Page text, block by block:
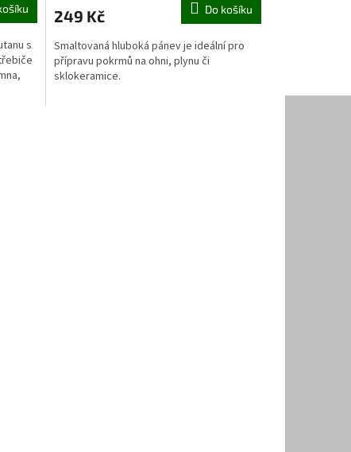
s
249 Kč Do košíku
Smaltovaná hluboká pánev je ideální pro
přípravu pokrmů na ohni, plynu či
sklokeramice.